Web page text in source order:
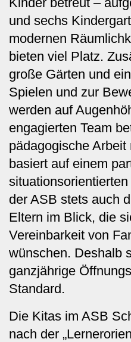
und sechs
modernen
bieten viel Platz.
große Gärten und
Spielen und zur
werden auf
engagierten Team
pädagogische
basiert auf einem
der ASB stets auch
Eltern im Blick, die
Vereinbarkeit von
wünschen. Deshalb
ganzjährige
Standard.
Die Kitas im ASB
nach der